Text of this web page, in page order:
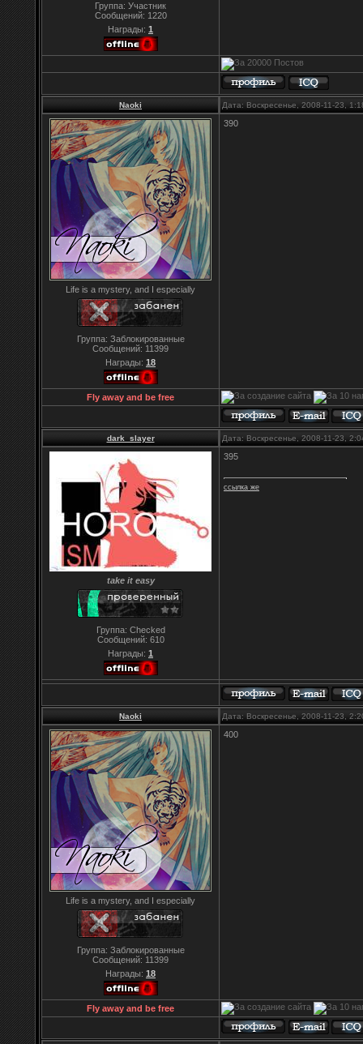
Группа: Участник
Сообщений: 1220
Награды: 1
Naoki Дата: Воскресенье, 2008-11-23,
Life is a mystery, and I especially
Группа: Заблокированные
Сообщений: 11399
Награды: 18
390
Fly away and be free
dark_slayer Дата: Воскресенье, 2008-11-23,
take it easy
Группа: Checked
Сообщений: 610
Награды: 1
395
ссылка же
Naoki Дата: Воскресенье, 2008-11-23,
Life is a mystery, and I especially
Группа: Заблокированные
Сообщений: 11399
Награды: 18
400
Fly away and be free